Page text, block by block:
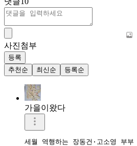
사진첨부
등록
추천순
최신순 등록순
가을이왔다
세월 역행하는 장동건·고소영 부